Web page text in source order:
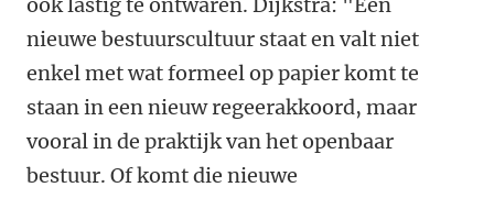
nieuwe bestuurscultuur staat en valt niet
enkel met wat formeel op papier komt te
staan in een nieuw regeerakkoord, maar
vooral in de praktijk van het openbaar
bestuur. Of komt die nieuwe